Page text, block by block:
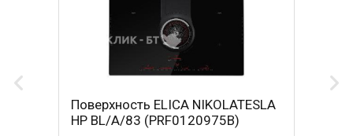
Поверхность ELICA NIKOLATESLA
HP BL/A/83 (PRF0120975B)